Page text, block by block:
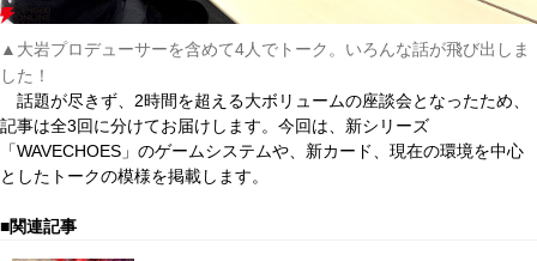
▲大岩プロデューサーを含めて4人でトーク。いろんな話が飛び出しま
した！
話題が尽きず、2時間を超える大ボリュームの座談会となったため、
記事は全3回に分けてお届けします。今回は、新シリーズ
「WAVECHOES」のゲームシステムや、新カード、現在の環境を中心
としたトークの模様を掲載します。
■関連記事